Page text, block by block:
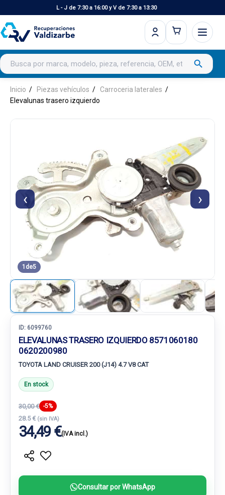
L - J de 7:30 a 16:00 y V de 7:30 a 13:30
Buscar productos search
Inicio Piezas vehículos
Carroceria laterales
Elevalunas trasero izquierdo
‹ ›
1 de5
ID: 6099760
ELEVALUNAS TRASERO IZQUIERDO 8571060180
0620200980
TOYOTA LAND CRUISER 200 (J14) 4.7 V8 CAT
En stock
30,00 € -5%
28.5 € (sin IVA)
34,49 €(IVA incl.)
Consultar por WhatsApp